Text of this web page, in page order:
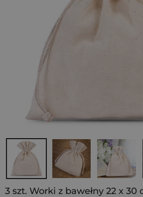
3 szt. Worki z bawełny 22 x